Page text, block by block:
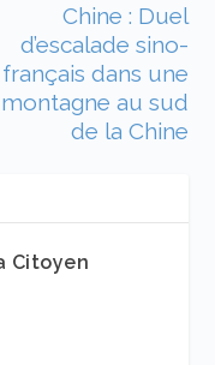
Chine : Duel
d’escalade sino-
français dans une
montagne au sud
de la Chine
Citoyen